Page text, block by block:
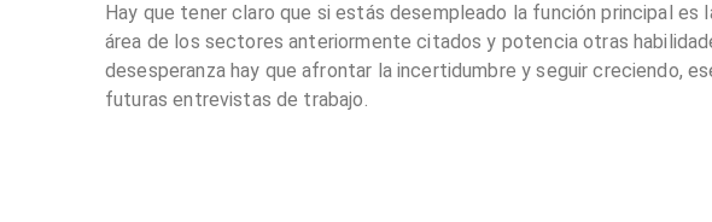
Hay que tener claro que si estás desempleado la función principal
área de los sectores anteriormente citados y potencia otras
desesperanza hay que afrontar la incertidumbre y seguir creciendo,
futuras entrevistas de trabajo.